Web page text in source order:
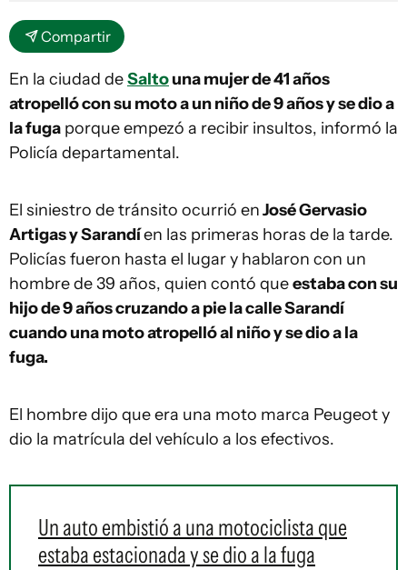
Compartir
En la ciudad deSaltouna mujer de 41 años
atropelló con su moto a un niño de 9 años y se dio a
la fuga porque empezó a recibir insultos, informó la
Policía departamental.
El siniestro de tránsito ocurrió enJosé Gervasio
Artigas y Sarandíen las primeras horas de la tarde.
Policías fueron hasta el lugar y hablaron con un
hombre de 39 años, quien contó queestaba con su
hijo de 9 años cruzando a pie la calle Sarandí
cuando una moto atropelló al niño y se dio a la
fuga.
El hombre dijo que era una moto marca Peugeot y
dio la matrícula del vehículo a los efectivos.
Un auto embistió a una motociclista que
estaba estacionada y se dio a la fuga